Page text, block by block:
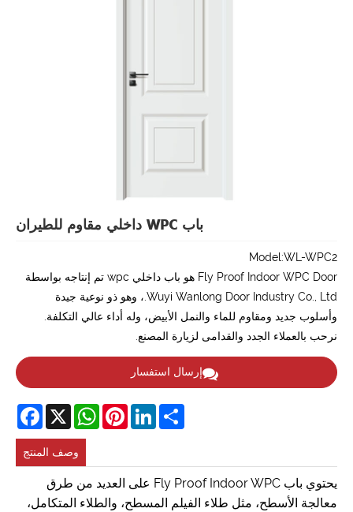
باب WPC داخلي مقاوم للطيران
Model:WL-WPC2
Fly Proof Indoor WPC Door هو باب داخلي wpc تم إنتاجه بواسطة
Wuyi Wanlong Door Industry Co., Ltd.، وهو ذو نوعية جيدة
وأسلوب جديد ومقاوم للماء والنمل الأبيض، وله أداء عالي التكلفة.
نرحب بالعملاء الجدد والقدامى لزيارة المصنع.
إرسال استفسار
X
WhatsAppPinterestLinkedInShare
وصف المنتج
يحتوي باب Fly Proof Indoor WPC على العديد من طرق
معالجة الأسطح، مثل طلاء الفيلم المسطح، والطلاء المتكامل،